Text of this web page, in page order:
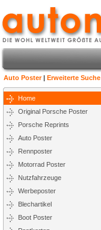
Auto Poster| Erweiterte Suche
Home
Original Porsche Poster
Porsche Reprints
Auto Poster
Rennposter
Motorrad Poster
Nutzfahrzeuge
Werbeposter
Blechartikel
Boot Poster